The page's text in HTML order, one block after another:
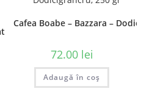
200 ml
Cafea Boabe – Bazzara –
72.00 lei
Adaugă în coș